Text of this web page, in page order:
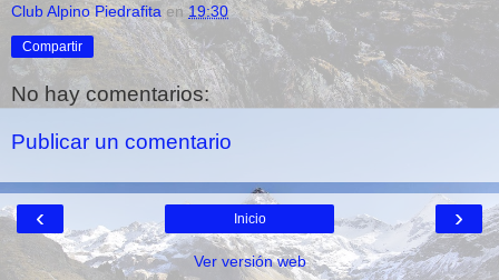
Club Alpino Piedrafita en 19:30
Compartir
No hay comentarios:
Publicar un comentario
‹ ›
Inicio
Ver versión web